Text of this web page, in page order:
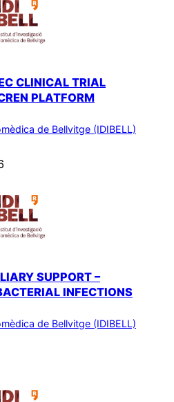
CLINICAL TRIAL
PLATFORM
de Bellvitge (IDIBELL)
SUPPORT –
INFECTIONS
de Bellvitge (IDIBELL)